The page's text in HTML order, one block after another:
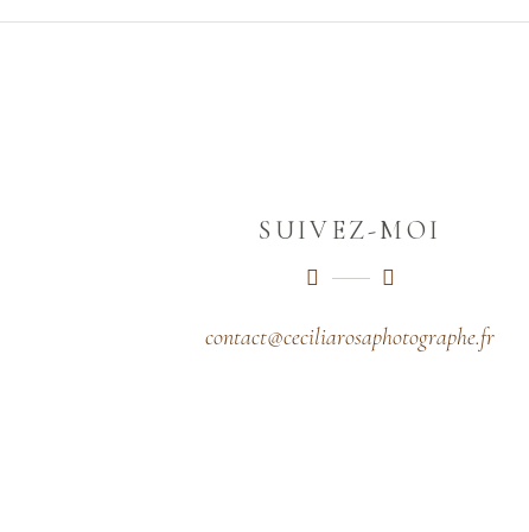
SUIVEZ-MOI
contact@ceciliarosaphotographe.fr